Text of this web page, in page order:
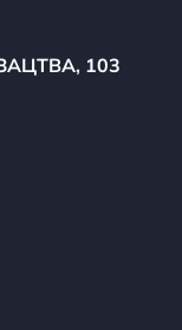
103